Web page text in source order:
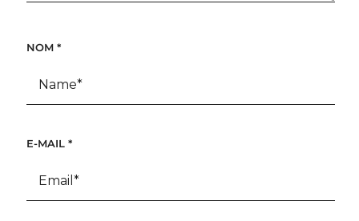
NOM *
E-MAIL *